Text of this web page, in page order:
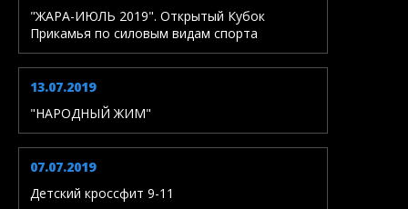
"ЖАРА-ИЮЛЬ 2019". Открытый Кубок
Прикамья по силовым видам спорта
13.07.2019
"НАРОДНЫЙ ЖИМ"
07.07.2019
Детский кроссфит 9-11